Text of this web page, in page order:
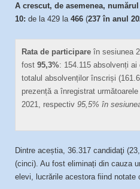
A crescut, de asemenea,
10: de la 429 la 466 (237 în anul
Rata de participare în sesiunea
fost 95,3%: 154.115 absolvenți
totalul absolvenților înscriși
prezență a înregistrat
2021, respectiv 95,5% în
Dintre aceștia, 36.317 candidaţi
(cinci). Au fost eliminați din cauza
elevi, lucrările acestora fiind notate